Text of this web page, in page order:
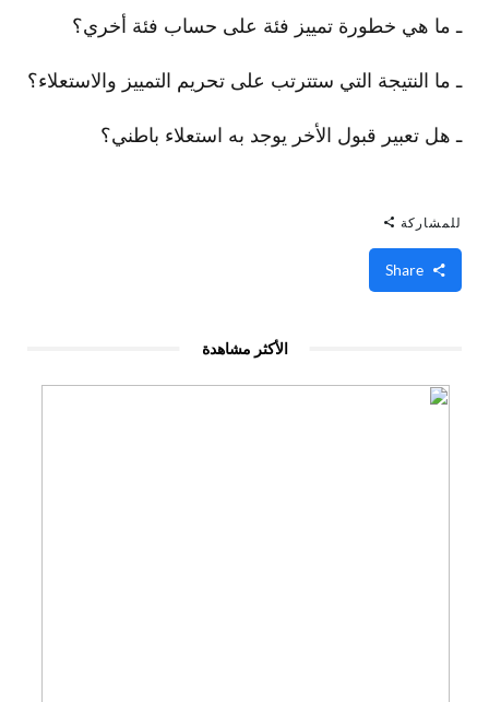
ـ ما هي خطورة تمييز فئة على حساب فئة أخري؟
ـ ما النتيجة التي ستترتب على تحريم التمييز والاستعلاء؟
ـ هل تعبير قبول الأخر يوجد به استعلاء باطني؟
للمشاركة
الأكثر مشاهدة